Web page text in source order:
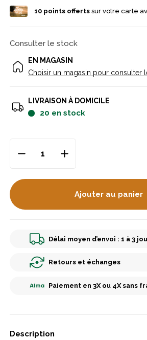
10points offertssur votre carte
Consulter le stock
EN MAGASIN
Choisir un magasin pour consulter
LIVRAISON À DOMICILE
20 en stock
Ajouter au panier
Délai moyen d’envoi : 1 à 3
Retours et échanges
Paiement en 3X ou 4X sans
Description